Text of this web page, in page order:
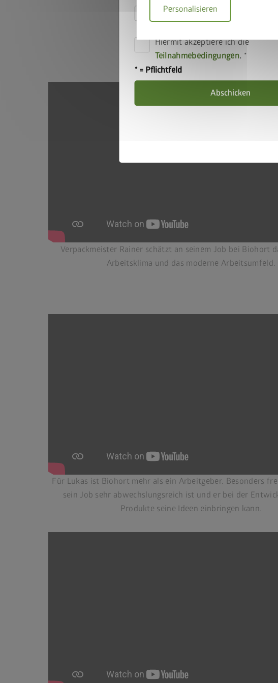
Personalisieren
Für unsere Mitarbeiter/innen in der
Verpackmeister Rainer schätzt an seinem Job bei Biohort
Arbeitsklima und das moderne Arbeitsumfeld.
Für Lukas ist Biohort mehr als ein Arbeitgeber. Besonders
sein Job sehr abwechslungsreich ist und er bei der
Produkte seine Ideen einbringen kann.
Hiermit akzeptiere ich
dieDatenschutzbestimmungen
Hiermit akzeptiere ich die
Teilnahmebedingungen.
* = Pflichtfeld
Abschicken